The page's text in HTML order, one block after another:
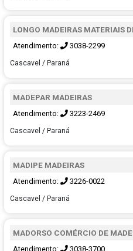
LONGO MADEIRAS MATERIAIS
Atendimento: 3038-2299
Cascavel / Paraná
MADEPAR MADEIRAS
Atendimento: 3223-2469
Cascavel / Paraná
MADIPE MADEIRAS
Atendimento: 3226-0022
Cascavel / Paraná
MADORSO COMÉRCIO DE
Atendimento: 3038-3700